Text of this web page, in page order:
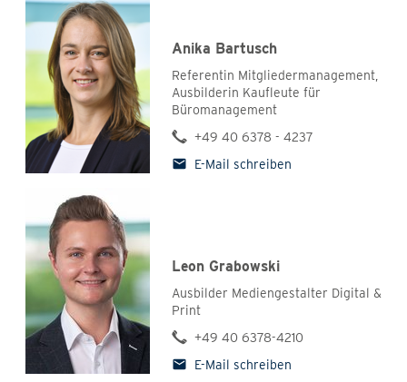
Anika Bartusch
Referentin Mitgliedermanagement,
Ausbilderin Kaufleute für
Büromanagement
+49 40 6378 - 4237
E-Mail schreiben
Leon Grabowski
Ausbilder Mediengestalter Digital &
Print
+49 40 6378-4210
E-Mail schreiben